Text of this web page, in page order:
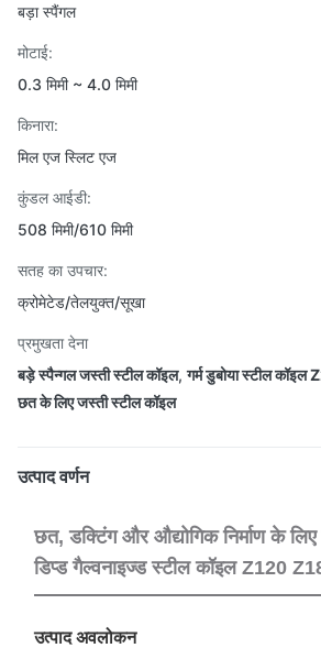
बड़ा स्पैंगल
मोटाई:
0.3 मिमी ~ 4.0 मिमी
किनारा:
मिल एज स्लिट एज
कुंडल आईडी:
508 मिमी/610 मिमी
सतह का उपचार:
क्रोमेटेड/तेलयुक्त/सूखा
प्रमुखता देना
बड़े स्पैन्गल जस्ती स्टील कॉइल,गर्म डुबोया स्टील कॉइल
छत के लिए जस्ती स्टील कॉइल
उत्पाद वर्णन
छत, डक्टिंग और औद्योगिक निर्माण के
डिप्ड गैल्वनाइज्ड स्टील कॉइल Z120
उत्पाद अवलोकन